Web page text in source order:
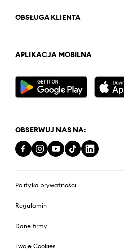
OBSŁUGA KLIENTA
APLIKACJA MOBILNA
OBSERWUJ NAS NA:
Polityka prywatności
Regulamin
Dane firmy
Twoje Cookies